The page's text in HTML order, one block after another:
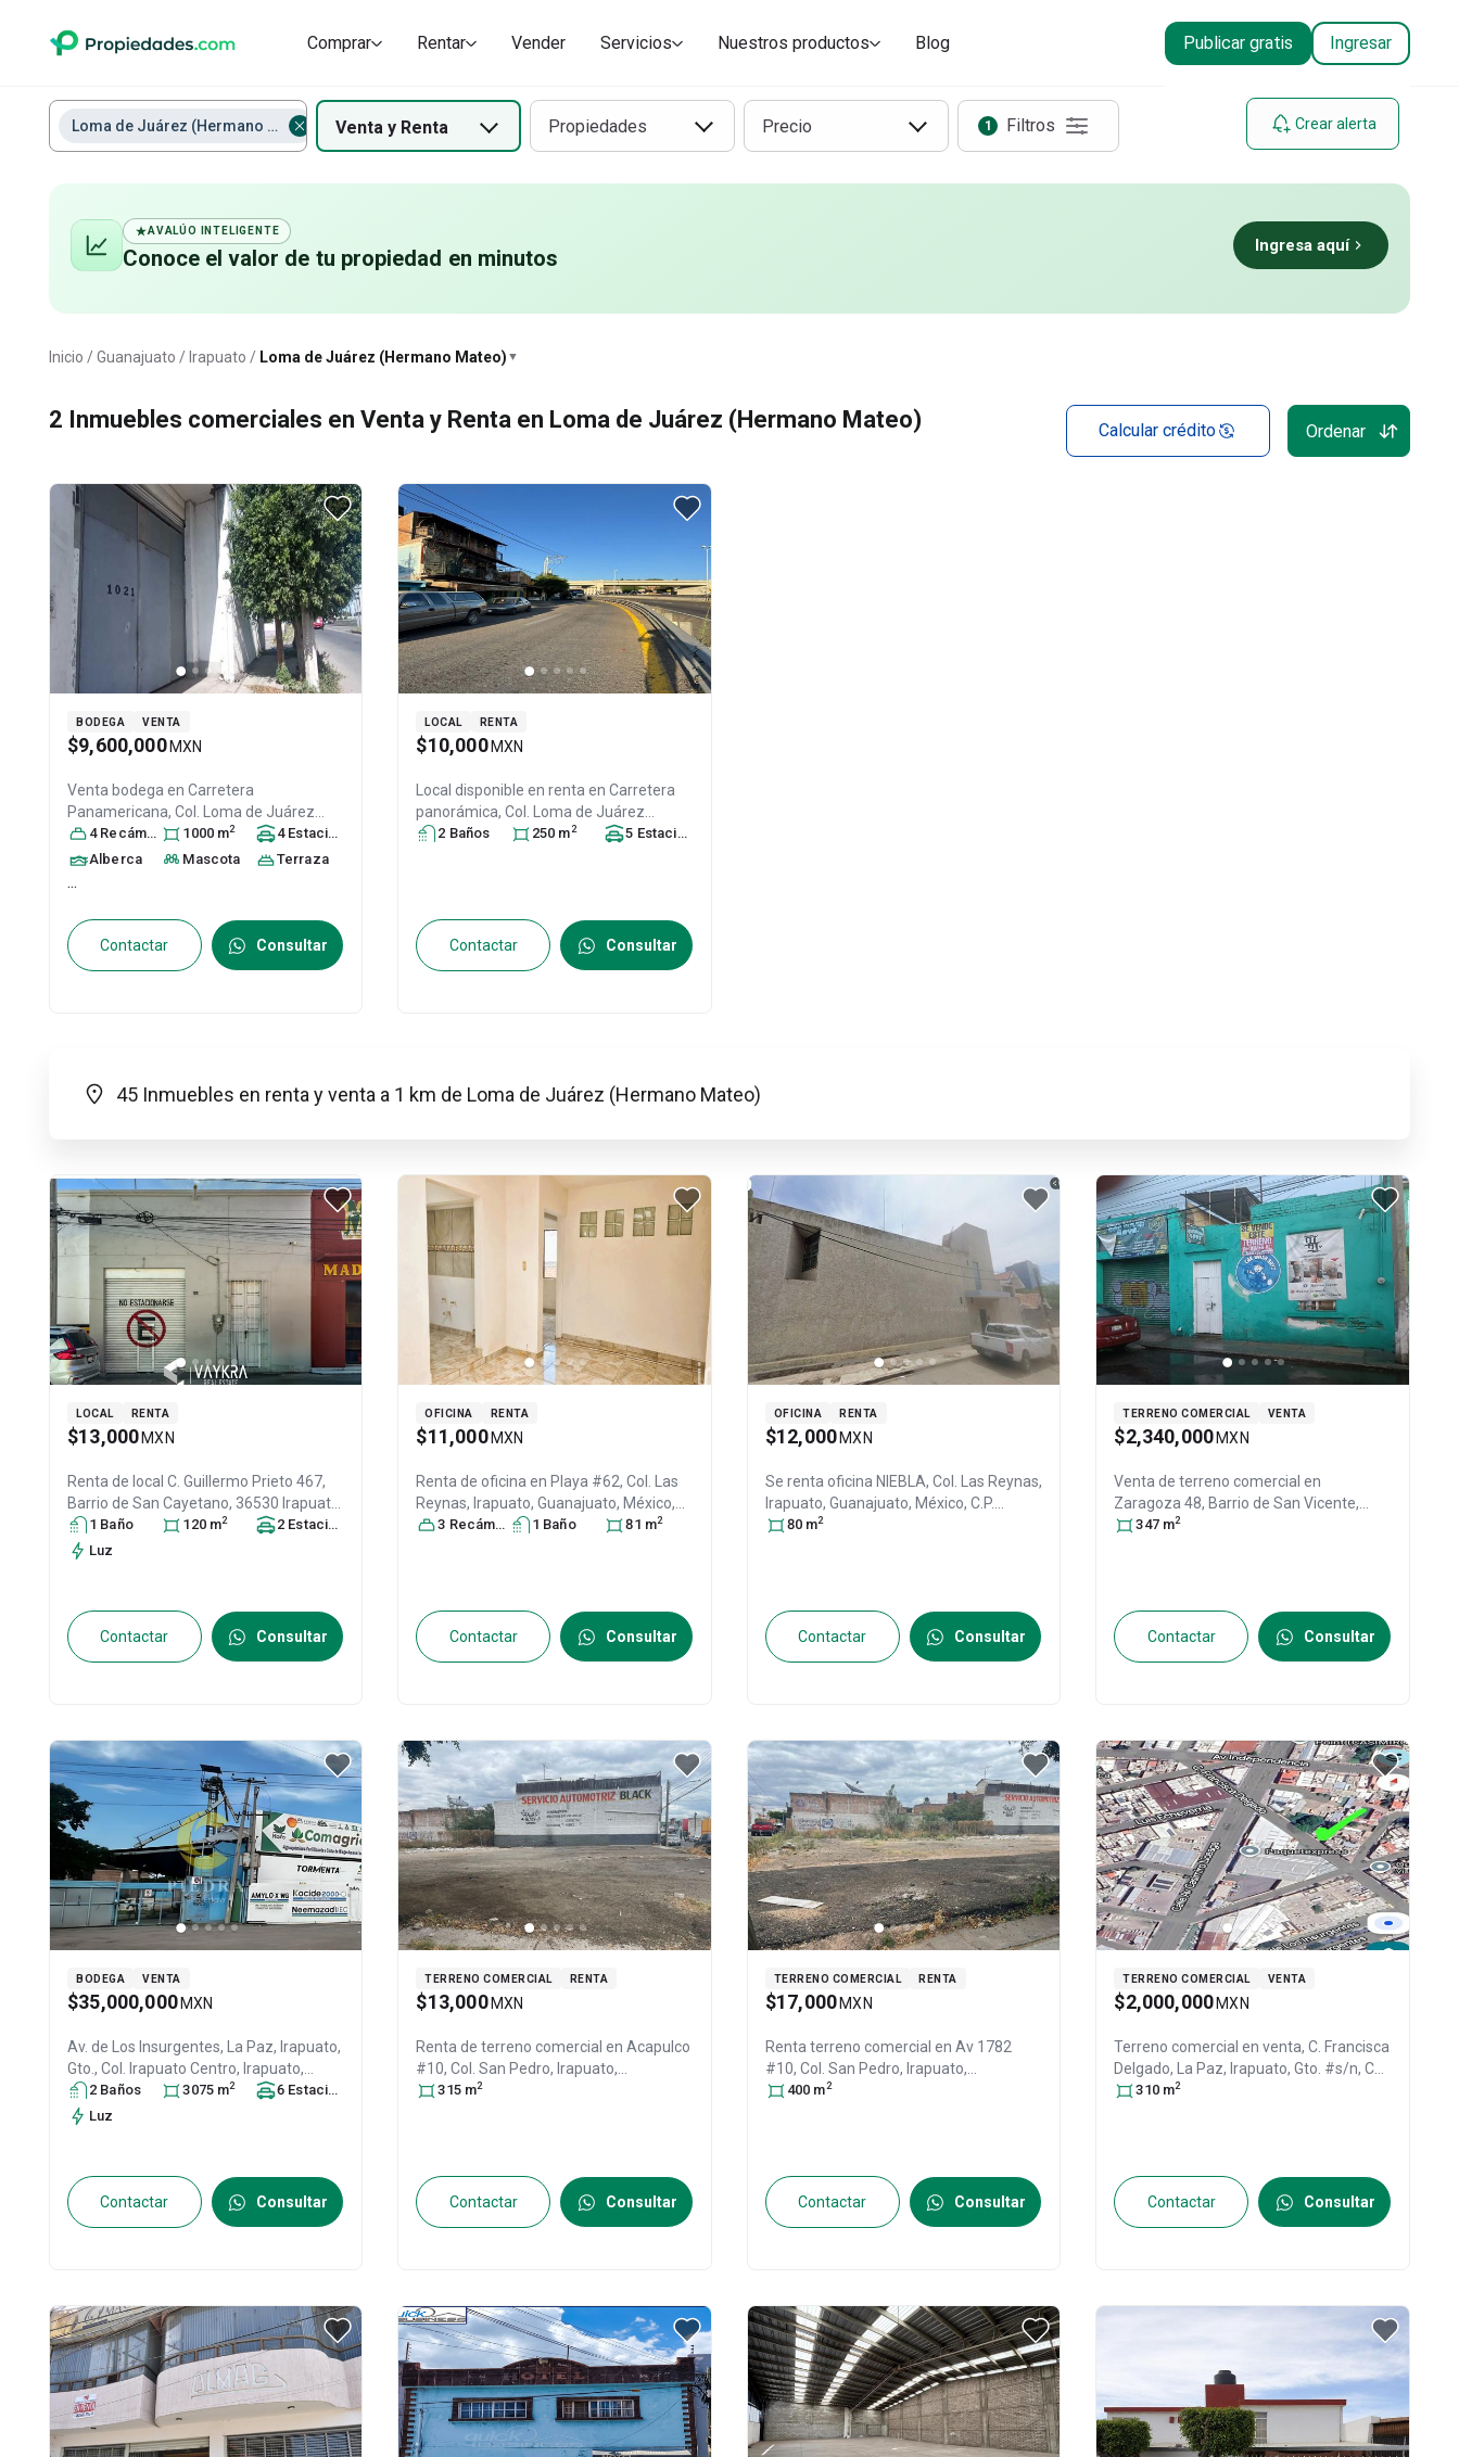
Loma de Juárez (Hermano Mateo) Venta y Renta Propiedades Precio 1 Filtros Crear alerta
2 Inmuebles comerciales en Venta y Renta en Loma de Juárez (Hermano Mateo) Calcular crédito Ordenar
AVALÚO INTELIGENTE
Conoce el valor de tu propiedad en minutos Ingresa aquí
Inicio Guanajuato Irapuato Loma de Juárez (Hermano Mateo)
Loma de Juárez (Hermano Mateo) ▼
BODEGA VENTA
$9,600,000 MXN
Venta bodega en Carretera
Panamericana, Col. Loma de Juárez
(Hermano Mateo),Irapuato , Guanajuato
México, C.P. 36821, ID:31167076
4 Recámara s 1000 m2 4 Estacionamiento
Alberca
Mascota Terraza
...
Contactar Consultar
LOCAL RENTA
$10,000 MXN
Local disponible en renta enCarretera
panorámica, Col. Loma de Juárez
(Hermano Mateo),Irapuato , Guanajuato
2 Baños 250 m2 5 Estacionamiento
Contactar Consultar
45 Inmuebles en renta y venta a 1 km de Loma de Juárez (Hermano Mateo)
LOCAL RENTA
$13,000 MXN
Renta de local C. Guillermo Prieto 467,
Barrio de San Cayetano, 36530 Irapuato,
Gto. #291, Col. Álvaro Obregón,Irapuato
Guanajuato
1 Baño 120 m2 2 Estacionamiento
Luz
Contactar Consultar
OFICINA RENTA
$11,000 MXN
Renta de oficina en Playa #62, Col. Las
Reynas, Irapuato, Guanajuato, México,
C.P. 36660, ID:31534824
3 Recámara s 1 Baño 81 m2
Contactar Consultar
OFICINA RENTA
$12,000 MXN
Se renta oficina NIEBLA, Col. Las Reynas,
Irapuato, Guanajuato, México, C.P.
36660, ID:
80 m2
Contactar Consultar
TERRENO COMERCIAL VENTA
$2,340,000 MXN
Venta de terreno comercial en
Zaragoza 48, Barrio de San Vicente,
36588 Irapuato, Gto. #48, Col.
347 m2
Contactar Consultar
BODEGA VENTA
$35,000,000 MXN
Av. de Los Insurgentes, La Paz, Irapuato,
Gto., Col. Irapuato Centro, Irapuato,
Guanajuato
, México, C.P. 36500, ID:
30693469
2 Baños 3075 m2 6 Estacionamiento
Luz
Contactar Consultar
TERRENO COMERCIAL RENTA
$13,000 MXN
Renta de terreno comercial enAcapulco
#10, Col. San Pedro, Irapuato,
Guanajuato
315 m2
Contactar Consultar
TERRENO COMERCIAL RENTA
$17,000 MXN
Renta terreno comercial en Av 1782
#10, Col. San Pedro, Irapuato,
Guanajuato
400 m2
Contactar Consultar
TERRENO COMERCIAL VENTA
$2,000,000 MXN
Terreno comercial en venta,C. Francisca
Delgado, La Paz, Irapuato, Gto. #s/n, Col.
La Paz,Irapuato
310 m2
Contactar Consultar
Comprar Rentar Vender Servicios Nuestros productos Blog Publicar gratis Ingresar